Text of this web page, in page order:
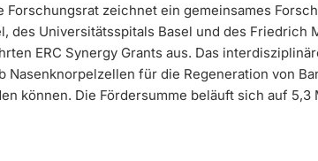
Forschungsrat zeichnet ein gemeinsames
des Universitätsspitals Basel und des Friedrich
ERC Synergy Grants aus. Das
Nasenknorpelzellen für die Regeneration von
können. Die Fördersumme beläuft sich auf 5,3